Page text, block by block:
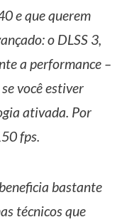
e que querem
o DLSS 3,
a performance –
você estiver
ativada. Por
fps.
bastante
técnicos que